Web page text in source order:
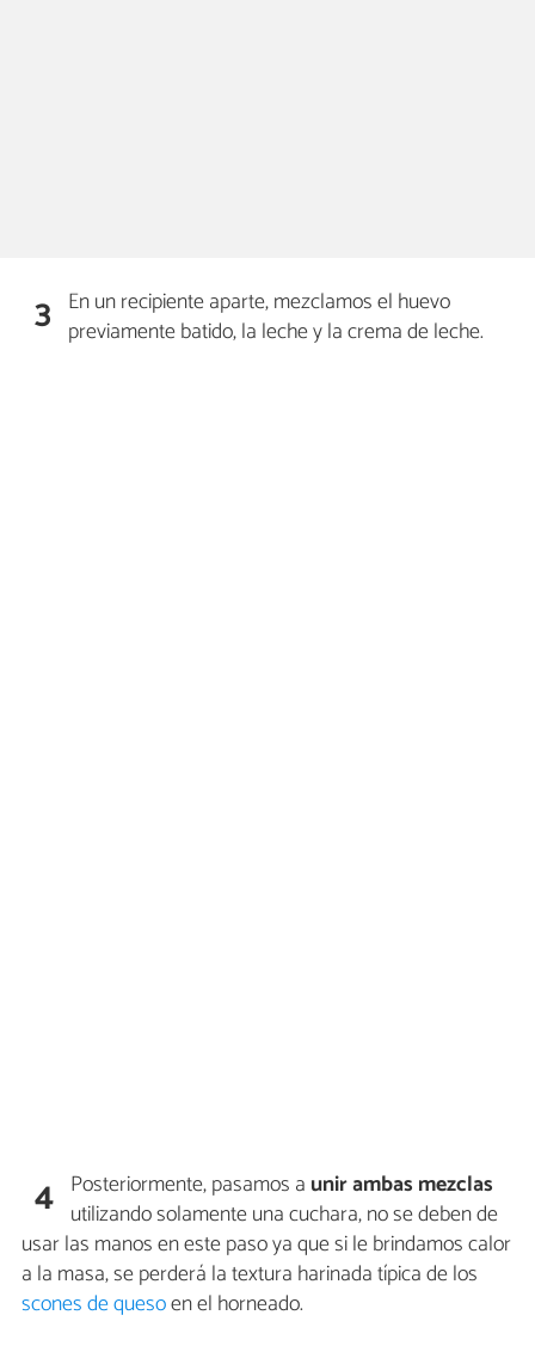
3 En un recipiente aparte, mezclamos el huevo
previamente batido, la leche y la crema de leche.
4 Posteriormente, pasamos a unir ambas mezclas
utilizando solamente una cuchara, no se deben de
usar las manos en este paso ya que si le brindamos calor
a la masa, se perderá la textura harinada típica de los
scones de quesoen el horneado.